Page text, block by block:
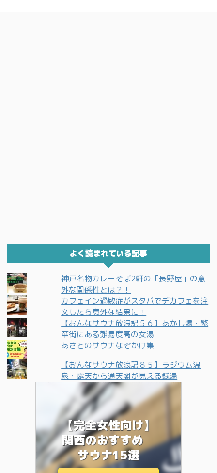
よく読まれている記事
神戸名物カレーそば2軒の「長野屋」の意
外な関係性とは？！
カフェイン過敏症がスタバでデカフェを注
文したら意外な結果に！
【おんなサウナ放浪記５６】あかし湯・繁
華街にある難易度高の女湯
あさとのサウナなぞかけ集
【おんなサウナ放浪記８５】ラジウム温
泉・露天から通天閣が見える銭湯
【完全女性向け】
関西のおすすめ
サウナ15選